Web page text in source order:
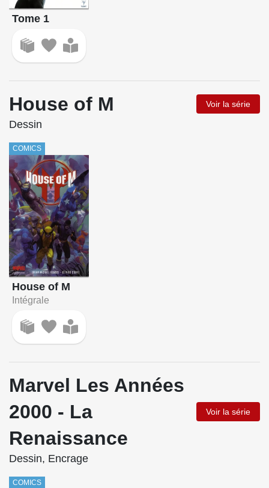
Tome 1
House of M Voir la série
Dessin
COMICS
House of M
Intégrale
Marvel Les Années
2000 - La
Renaissance
Voir la série
Dessin, Encrage
COMICS